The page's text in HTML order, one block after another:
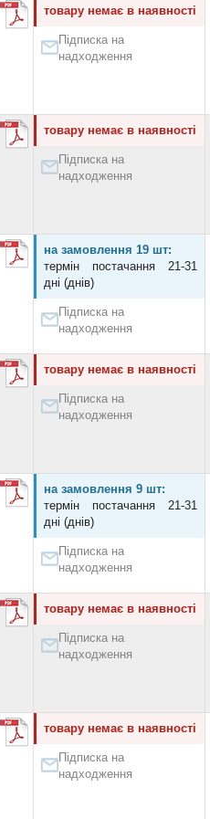
товару немає в наявності
Підписка на
надходження
товару немає в наявності
Підписка на
надходження
на замовлення 19 шт:
термін постачання 21-31
дні (днів)
Підписка на
надходження
товару немає в наявності
Підписка на
надходження
на замовлення 9 шт:
термін постачання 21-31
дні (днів)
Підписка на
надходження
товару немає в наявності
Підписка на
надходження
товару немає в наявності
Підписка на
надходження